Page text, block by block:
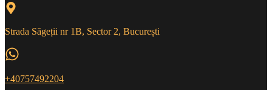
Strada Săgeții nr 1B, Sector 2, București
+40757492204